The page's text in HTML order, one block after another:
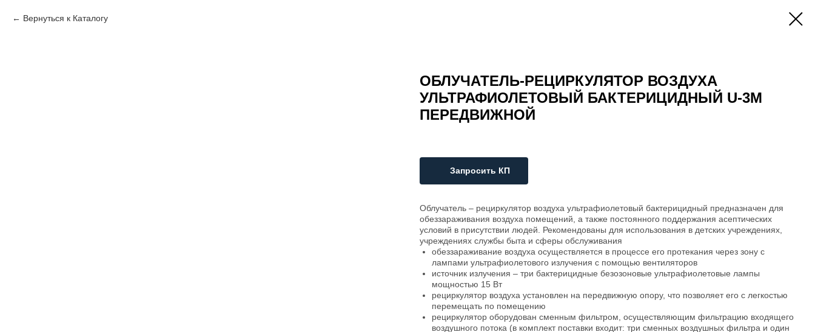
Вернуться к Каталогу
ОБЛУЧАТЕЛЬ-РЕЦИРКУЛЯТОР ВОЗДУХА
УЛЬТРАФИОЛЕТОВЫЙ БАКТЕРИЦИДНЫЙ U-3M
ПЕРЕДВИЖНОЙ
Запросить КП
Облучатель – рециркулятор воздуха ультрафиолетовый бактерицидный предназначен для
обеззараживания воздуха помещений, а также постоянного поддержания асептических
условий в присутствии людей. Рекомендованы для использования в детских учреждениях,
учреждениях службы быта и сферы обслуживания
обеззараживание воздуха осуществляется в процессе его протекания через зону с
лампами ультрафиолетового излучения с помощью вентиляторов
источник излучения – три бактерицидные безозоновые ультрафиолетовые лампы
мощностью 15 Вт
рециркулятор воздуха установлен на передвижную опору, что позволяет его с легкостью
перемещать по помещению
рециркулятор оборудован сменным фильтром, осуществляющим фильтрацию входящего
воздушного потока (в комплект поставки входит: три сменных воздушных фильтра и один